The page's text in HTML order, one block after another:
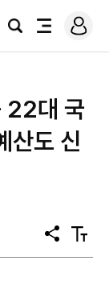
검
전
로
그
22대 국
산도 신
공
유
텍
스